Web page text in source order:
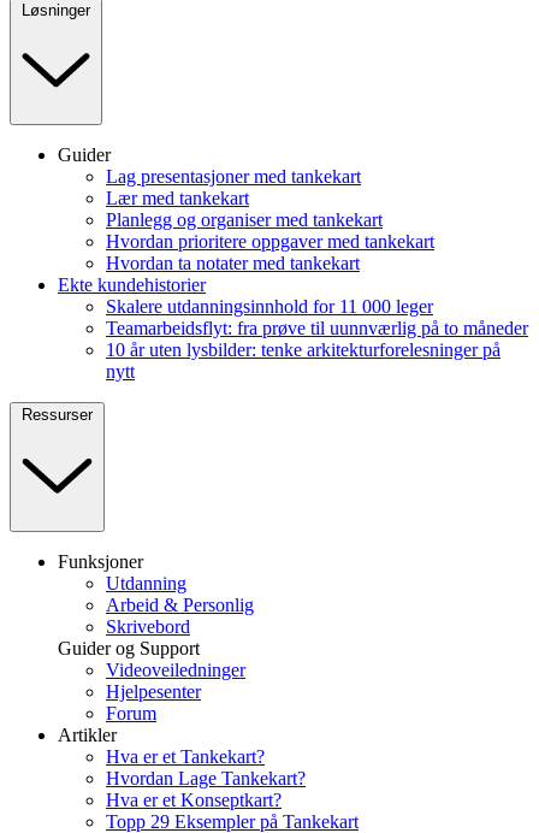
Løsninger
Guider
Lag presentasjoner med tankekart
Lær med tankekart
Planlegg og organiser med tankekart
Hvordan prioritere oppgaver med tankekart
Hvordan ta notater med tankekart
Ekte kundehistorier
Skalere utdanningsinnhold for 11 000 leger
Teamarbeidsflyt: fra prøve til uunnværlig på to måneder
10 år uten lysbilder: tenke arkitekturforelesninger på
nytt
Ressurser
Funksjoner
Utdanning
Arbeid & Personlig
Skrivebord
Guider og Support
Videoveiledninger
Hjelpesenter
Forum
Artikler
Hva er et Tankekart?
Hvordan Lage Tankekart?
Hva er et Konseptkart?
Topp 29 Eksempler på Tankekart